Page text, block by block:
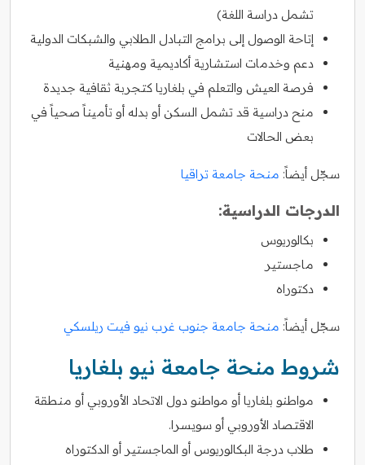
تشمل دراسة اللغة)
إتاحة الوصول إلى برامج التبادل الطلابي والشبكات الدولية
دعم وخدمات استشارية أكاديمية ومهنية
فرصة العيش والتعلم في بلغاريا كتجربة ثقافية جديدة
منح دراسية قد تشمل السكن أو بدله أو تأميناً صحياً في
بعض الحالات
سجّل أيضاً: منحة جامعة تراقيا
الدرجات الدراسية:
بكالوريوس
ماجستير
دكتوراه
سجّل أيضاً: منحة جامعة جنوب غرب نيو فيت ريلسكي
شروط منحة جامعة نيو بلغاريا
مواطنو بلغاريا أو مواطنو دول الاتحاد الأوروبي أو منطقة
الاقتصاد الأوروبي أو سويسرا.
طلاب درجة البكالوريوس أو الماجستير أو الدكتوراه